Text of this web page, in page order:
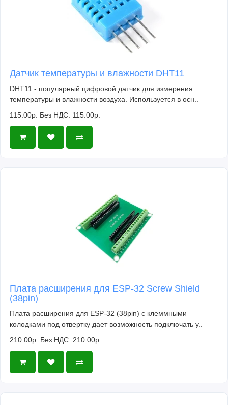
Датчик температуры и влажности DHT11
DHT11 - популярный цифровой датчик для измерения
температуры и влажности воздуха. Используется в осн..
115.00р. Без НДС: 115.00р.
Плата расширения для ESP-32 Screw Shield
(38pin)
Плата расширения для ESP-32 (38pin) с клеммными
колодками под отвертку дает возможность подключать у..
210.00р. Без НДС: 210.00р.